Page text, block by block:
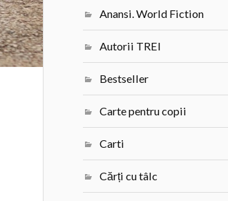
Anansi. World Fiction
Autorii TREI
Bestseller
Carte pentru copii
Carti
Cărți cu tâlc